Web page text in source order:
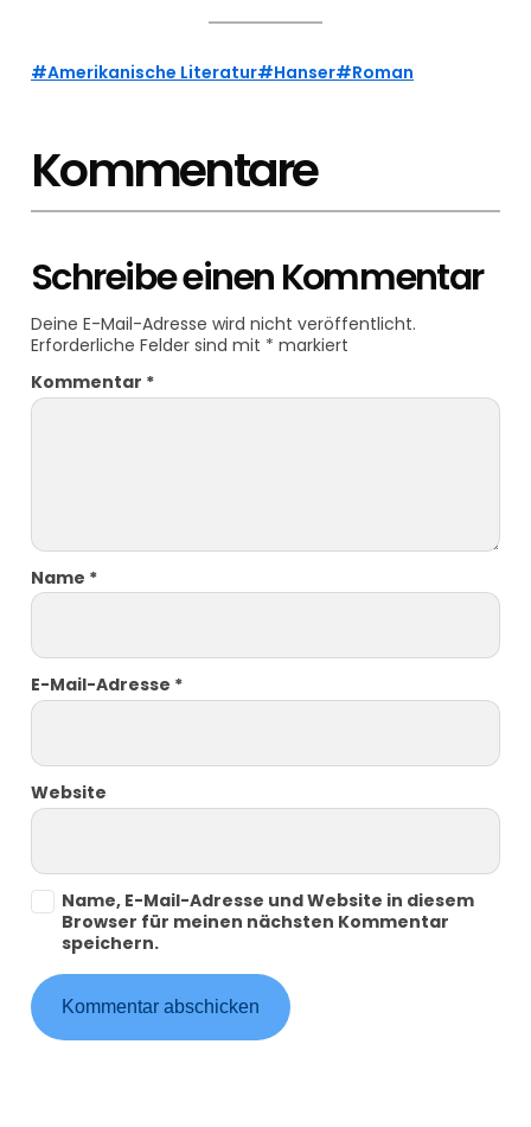
Amerikanische Literatur Hanser Roman
Kommentare
Schreibe einen Kommentar
Deine E-Mail-Adresse wird nicht veröffentlicht.
Erforderliche Felder sind mit * markiert
Kommentar *
Name *
E-Mail-Adresse *
Website
Name, E-Mail-Adresse und Website in diesem
Browser für meinen nächsten Kommentar
speichern.